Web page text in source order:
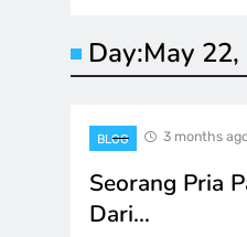
Day:May
BLOG 3 months
Seorang Pria
Dari…